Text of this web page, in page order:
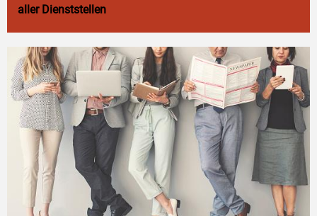
aller Dienststellen